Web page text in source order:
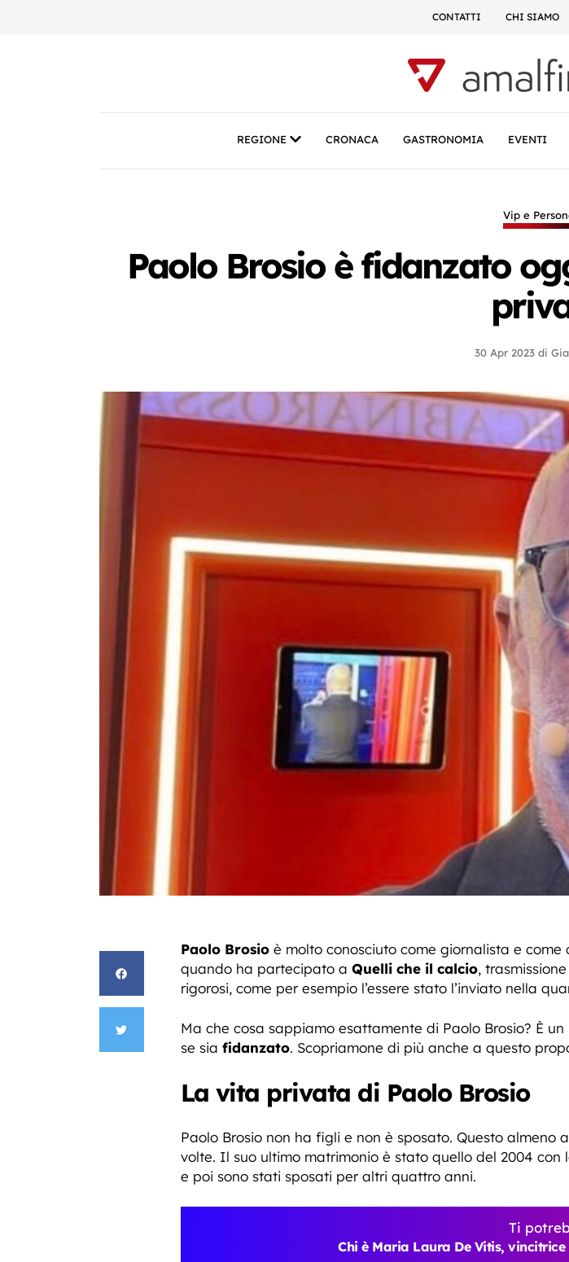
CONTATTI CHI SIAMO
REGIONE CRONACA GASTRONOMIA EVENTI
Vip e
Paolo Brosio è fidanzato
30 Apr 2023 di
Paolo Brosio è molto conosciuto come giornalista e come
quando ha partecipato a Quelli che il calcio,
rigorosi, come per esempio l’essere stato l’inviato nella
Ma che cosa sappiamo esattamente di Paolo Brosio? È
se sia fidanzato. Scopriamone di più anche a questo
La vita privata di Paolo Brosio
Paolo Brosio non ha figli e non è sposato. Questo
volte. Il suo ultimo matrimonio è stato quello del 2004 con
e poi sono stati sposati per altri quattro anni.
Ti
Chi è Maria Laura De Vitis,